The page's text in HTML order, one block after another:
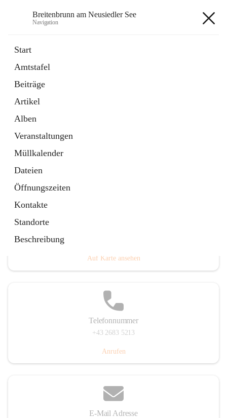
Breitenbrunn am Neusiedler See
Navigation
Start
Amtstafel
Beiträge
Artikel
Alben
Veranstaltungen
Müllkalender
Dateien
Öffnungszeiten
Kontakte
Standorte
Beschreibung
18 Schnellzugriffe
Gemeindeservice
Auf Karte ansehen
Telefonnummer
+43 2683 5213
Anrufen
E-Mail Adresse